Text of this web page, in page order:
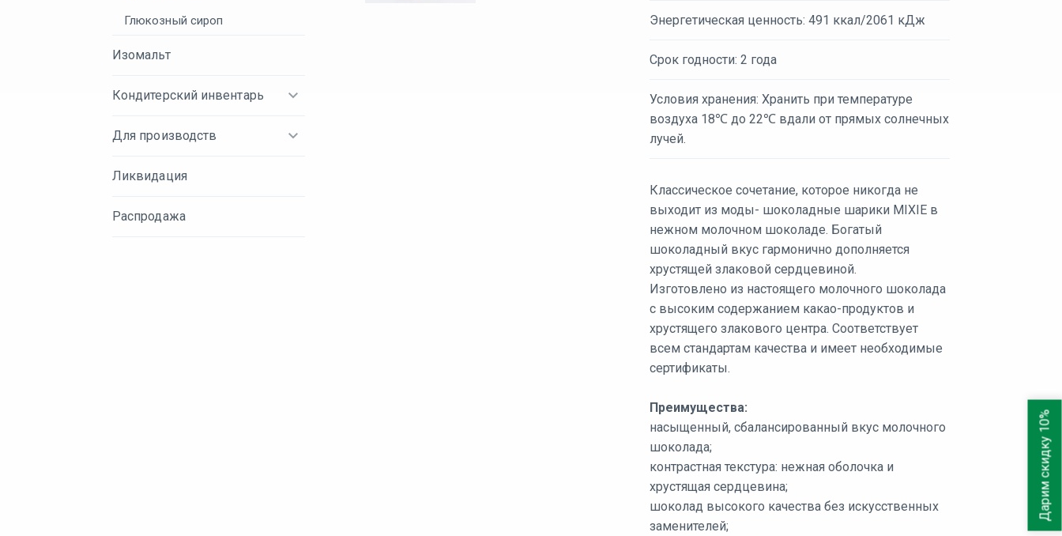
Глюкозный сироп
Изомальт
Кондитерский инвентарь
Для производств
Ликвидация
Распродажа
Энергетическая ценность: 491 ккал/2061 кДж
Срок годности: 2 года
Условия хранения: Хранить при температуре
воздуха 18℃ до 22℃ вдали от прямых солнечных
лучей.
Классическое сочетание, которое никогда не
выходит из моды- шоколадные шарики MIXIE в
нежном молочном шоколаде. Богатый
шоколадный вкус гармонично дополняется
хрустящей злаковой сердцевиной.
Изготовлено из настоящего молочного шоколада
с высоким содержанием какао-продуктов и
хрустящего злакового центра. Соответствует
всем стандартам качества и имеет необходимые
сертификаты.
Преимущества:
насыщенный, сбалансированный вкус молочного
шоколада;
контрастная текстура: нежная оболочка и
хрустящая сердцевина;
шоколад высокого качества без искусственных
заменителей;
Дарим скидку 10%